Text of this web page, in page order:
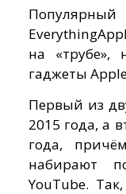
на «трубе»,
гаджеты
Первый из
2015 года, а
года,
набирают
YouTube.